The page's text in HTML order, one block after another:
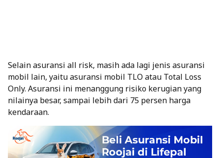
Selain asuransi all risk, masih ada lagi jenis asuransi
mobil lain, yaitu asuransi mobil TLO atau Total Loss
Only. Asuransi ini menanggung risiko kerugian yang
nilainya besar, sampai lebih dari 75 persen harga
kendaraan.